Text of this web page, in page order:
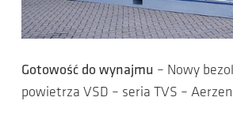
Gotowość do wynajmu – Nowy
powietrza VSD – seria TVS –